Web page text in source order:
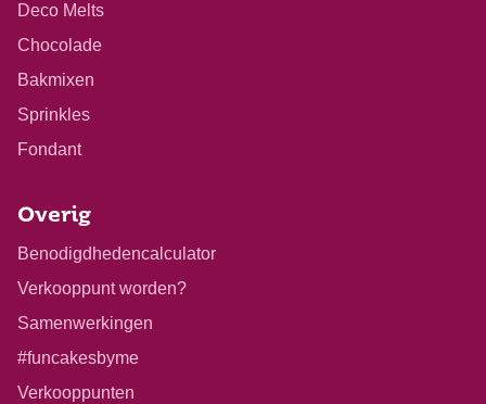
Deco Melts
Chocolade
Bakmixen
Sprinkles
Fondant
Overig
Benodigdhedencalculator
Verkooppunt worden?
Samenwerkingen
#funcakesbyme
Verkooppunten